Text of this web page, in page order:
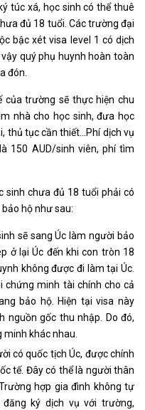
túc xá, học sinh có thể thuê
đủ 18 tuổi. Các trường đại
bậc xét visa level 1 có dịch
quý phụ huynh hoàn toàn
đón.
của trường sẽ thực hiện chu
nhà cho học sinh, đưa học
thủ tục cần thiết…Phí dịch vụ
150 AUD/sinh viên, phí tìm
sinh chưa đủ 18 tuổi phải có
hộ như sau:
sẽ sang Úc làm người bảo
ở lại Úc đến khi con tròn 18
không được đi làm tại Úc.
chứng minh tài chính cho cả
bảo hộ. Hiện tại visa này
nguồn gốc thu nhập. Do đó,
khác nhau.
có quốc tịch Úc, được chính
tế. Đây có thể là người thân
hợp gia đình không tự
ký dịch vụ với trường,